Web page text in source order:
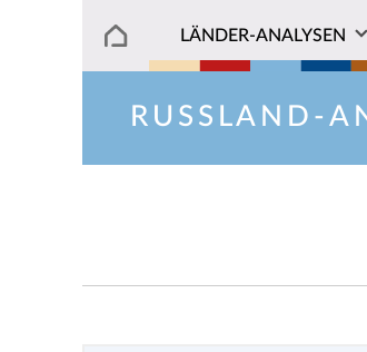
LÄNDER-ANALYSEN
RUSSLAND-